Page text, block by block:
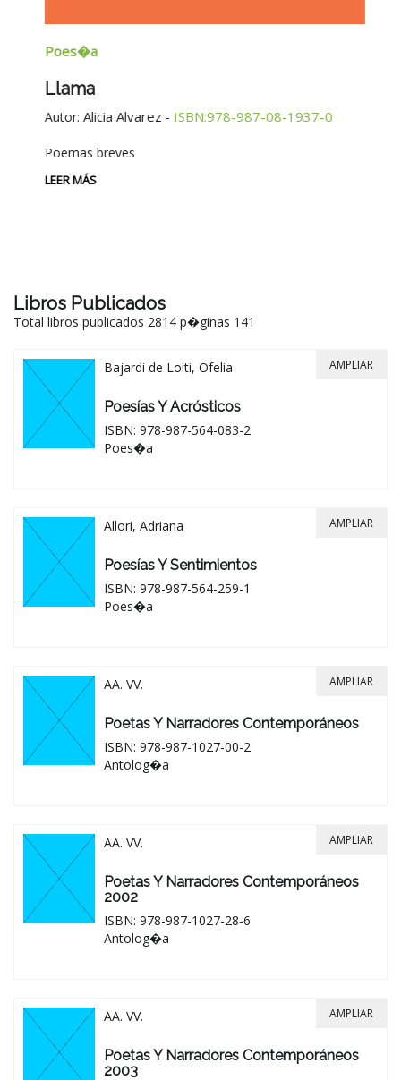
Poes�a
Llama
Autor: Alicia Alvarez- ISBN:978-987-08-1937-0
Poemas breves
LEER MÁS
Libros Publicados
Total libros publicados 2814 p�ginas 141
Bajardi de Loiti, Ofelia
Poesías Y Acrósticos
ISBN: 978-987-564-083-2
Poes�a
AMPLIAR
Allori, Adriana
Poesías Y Sentimientos
ISBN: 978-987-564-259-1
Poes�a
AMPLIAR
AA. VV.
Poetas Y Narradores Contemporáneos
ISBN: 978-987-1027-00-2
Antolog�a
AMPLIAR
AA. VV.
Poetas Y Narradores Contemporáneos
2002
ISBN: 978-987-1027-28-6
Antolog�a
AMPLIAR
AA. VV.
Poetas Y Narradores Contemporáneos
2003
AMPLIAR